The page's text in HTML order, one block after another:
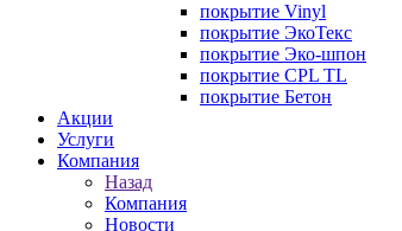
покрытие Vinyl
покрытие ЭкоТекс
покрытие Эко-шпон
покрытие CPL TL
покрытие Бетон
Акции
Услуги
Компания
Назад
Компания
Новости